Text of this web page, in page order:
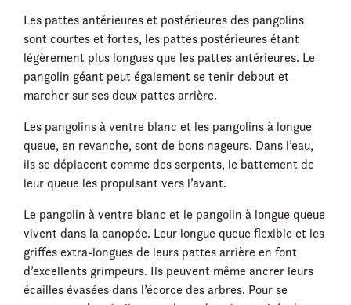
Les pattes antérieures et postérieures des pangolins
sont courtes et fortes, les pattes postérieures étant
légèrement plus longues que les pattes antérieures. Le
pangolin géant peut également se tenir debout et
marcher sur ses deux pattes arrière.
Les pangolins à ventre blanc et les pangolins à longue
queue, en revanche, sont de bons nageurs. Dans l’eau,
ils se déplacent comme des serpents, le battement de
leur queue les propulsant vers l’avant.
Le pangolin à ventre blanc et le pangolin à longue queue
vivent dans la canopée. Leur longue queue flexible et les
griffes extra-longues de leurs pattes arrière en font
d’excellents grimpeurs. Ils peuvent même ancrer leurs
écailles évasées dans l’écorce des arbres. Pour se